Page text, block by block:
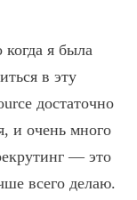
я была
в эту
достаточно
и очень много
— это
всего делаю.